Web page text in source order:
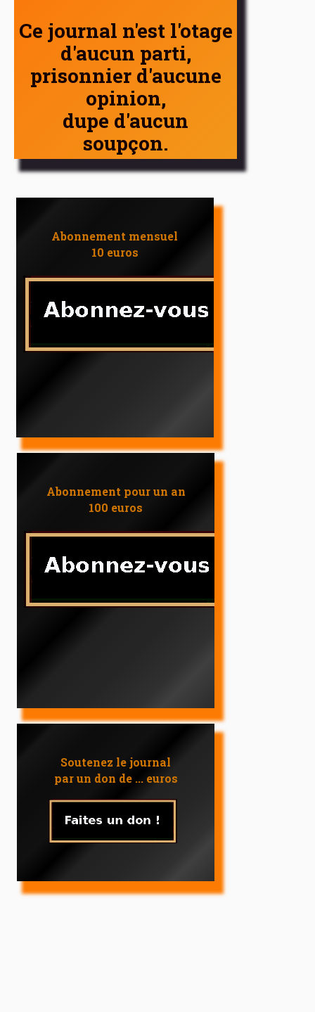
Ce journal n'est l'otage
d'aucun parti,
prisonnier d'aucune
opinion,
dupe d'aucun
soupçon.
Abonnement mensuel
10 euros
Abonnement pour un an
100 euros
Soutenez le journal
par un don de ... euros